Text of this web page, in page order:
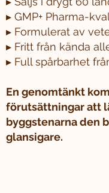
▸ GMP+ Pharma-
▸ Formulerat av
▸ Fritt från kända
▸ Full spårbarhet
En genomtänkt
förutsättningar att
byggstenarna den
glansigare.